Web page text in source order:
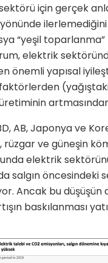
için gerçek
“yeşil
elektrik
önemli yapısal
AB, Japonya ve
rüzgar ve güneşin
elektrik
salgın öncesindeki
Ancak bu düşüşün
baskılanması